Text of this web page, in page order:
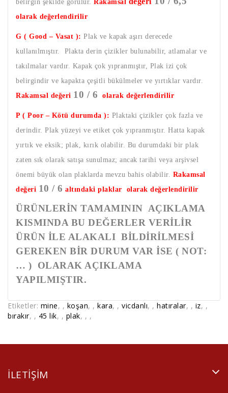
belirgin şekilde görülür. Rakamsal
olarak değerlendirilir
G ( Good – Vasat ): Plak ve kapak aşırı derecede
kullanılmıştır. Plakta derin çizikler bulunabilir, atlamalar ve
takılmalar vardır. Kapak çok yıpranmıştır, Plak izi çok
belirgindir ve kapakta çeşitli bükülmeler ve yırtıklar vardır.
Rakamsal değeri 10 / 6 olarak değerlendirilir
P ( Poor – Kötü durumda ): Plaktaki çizikler çok fazla ve
derindir. Plak yüzeyi ve etiket çok yıpranmıştır. Hatta kapak
yırtık ve eksik; plak, kırık olabilir. Bu durumdaki bir plak
zaten sık olarak satışa sunulmaz; ancak tarihi veya arşivsel
önemi büyük olan plaklarda mevzu bahis olabilir. Rakamsal
değeri 10 / 6 altındaki plaklar olarak değerlendirilir
ÜRÜNLERİN TAMAMININ AÇIKLAMA
KISMINDA BU DEĞERLER VERİLİR
ÜRÜN İLE ALAKALI BİLDİRİLMESİ
GEREKEN BİR DURUM VAR İSE ( NOT:
… ) OLARAK AÇIKLAMA
YAPILMIŞTIR.
Etiketler: mine, , koşan, , kara, , vicdanlı, , hatıralar, , iz, ,
bırakır, , 45 lik, , plak, , ,
ILETIŞIM